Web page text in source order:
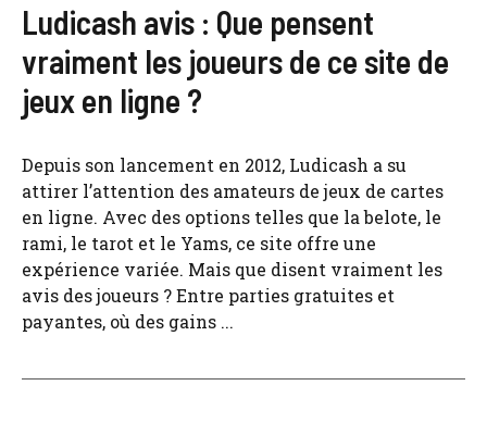
Ludicash avis : Que pensent
vraiment les joueurs de ce site de
jeux en ligne ?
Depuis son lancement en 2012, Ludicash a su
attirer l’attention des amateurs de jeux de cartes
en ligne. Avec des options telles que la belote, le
rami, le tarot et le Yams, ce site offre une
expérience variée. Mais que disent vraiment les
avis des joueurs ? Entre parties gratuites et
payantes, où des gains ...